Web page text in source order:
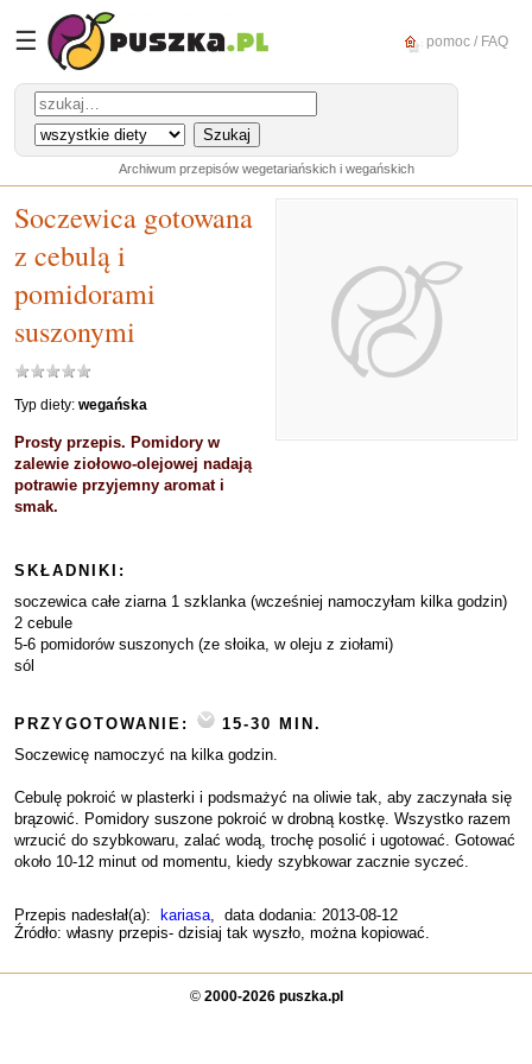
☰ pomoc / FAQ
Archiwum przepisów wegetariańskich i wegańskich
Soczewica gotowana
z cebulą i
pomidorami
suszonymi
Typ diety: wegańska
Prosty przepis. Pomidory w
zalewie ziołowo-olejowej nadają
potrawie przyjemny aromat i
smak.
SKŁADNIKI:
soczewica całe ziarna 1 szklanka (wcześniej namoczyłam kilka godzin)
2 cebule
5-6 pomidorów suszonych (ze słoika, w oleju z ziołami)
sól
PRZYGOTOWANIE:
15-30 MIN.
Soczewicę namoczyć na kilka godzin.
Cebulę pokroić w plasterki i podsmażyć na oliwie tak, aby zaczynała się
brązowić. Pomidory suszone pokroić w drobną kostkę. Wszystko razem
wrzucić do szybkowaru, zalać wodą, trochę posolić i ugotować. Gotować
około 10-12 minut od momentu, kiedy szybkowar zacznie syczeć.
Przepis nadesłał(a): kariasa, data dodania: 2013-08-12
Źródło: własny przepis- dzisiaj tak wyszło, można kopiować.
© 2000-2026 puszka.pl